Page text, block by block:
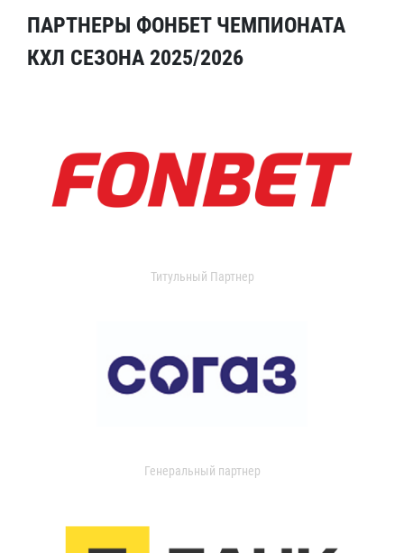
ПАРТНЕРЫ ФОНБЕТ ЧЕМПИОНАТА
КХЛ СЕЗОНА 2025/2026
Титульный Партнер
Генеральный партнер